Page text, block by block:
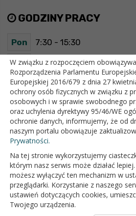
GODZINY PRACY
Pon 7:30 - 15:30
Wt 7:30 - 15:30
Śr 7:30 - 15:30
Czw 7:30 - 15:30
Pt 7:30 - 15:30
OFICJALNY SERWIS INTERNETOWY
W związku z rozpoczęciem
Rozporządzenia Parlamentu
Europejskiej 2016/679 z dnia 27
ochrony osób fizycznych w związku z
osobowych i w sprawie swobodnego
oraz uchylenia dyrektywy 95/46/WE
ochronie danych, informujemy, że od
naszym portalu obowiązuje
Prywatności.
Na tej stronie wykorzystujemy
którym nasz serwis może działać
możesz wyłączyć ten mechanizm w
przeglądarki. Korzystanie z naszego
ustawień dotyczących cookies,
Twojego urządzenia.